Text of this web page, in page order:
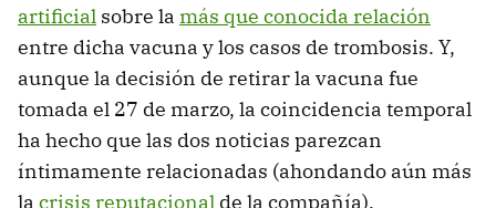
artificial sobre la más que conocida relación
entre dicha vacuna y los casos de trombosis. Y,
aunque la decisión de retirar la vacuna fue
tomada el 27 de marzo, la coincidencia temporal
ha hecho que las dos noticias parezcan
íntimamente relacionadas (ahondando aún más
la crisis reputacional de la compañía).